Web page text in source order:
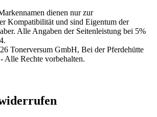
dienen nur zur
Kompatibilität und sind Eigentum der
Alle Angaben der Seitenleistung bei 5%
Tonerversum GmbH, Bei der Pferdehütte
Alle Rechte vorbehalten.